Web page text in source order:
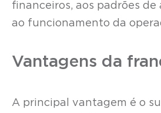
financeiros, aos padrões
ao funcionamento da
Vantagens da
A principal vantagem é o